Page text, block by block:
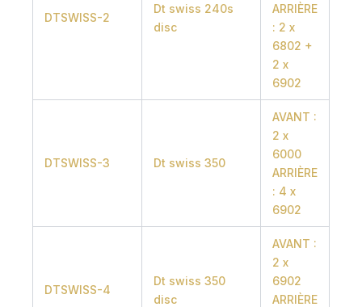
DTSWISS-2
Dt swiss 240s
disc
ARRIÈRE
: 2 x
6802 +
2 x
6902
DTSWISS-3 Dt swiss 350
AVANT :
2 x
6000
ARRIÈRE
: 4 x
6902
DTSWISS-4
Dt swiss 350
disc
AVANT :
2 x
6902
ARRIÈRE